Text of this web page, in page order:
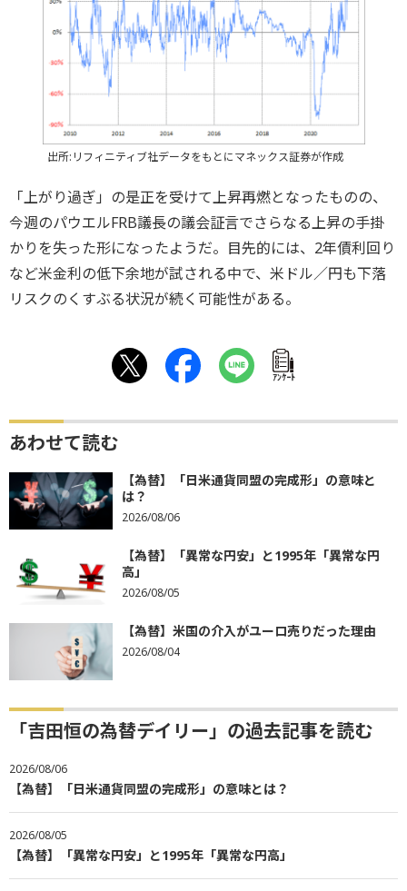
出所:リフィニティブ社データをもとにマネックス証券が作成
「上がり過ぎ」の是正を受けて上昇再燃となったものの、
今週のパウエルFRB議長の議会証言でさらなる上昇の手掛
かりを失った形になったようだ。目先的には、2年債利回り
など米金利の低下余地が試される中で、米ドル／円も下落
リスクのくすぶる状況が続く可能性がある。
ｱﾝｹｰﾄ
あわせて読む
【為替】「日米通貨同盟の完成形」の意味と
は？
2026/08/06
【為替】「異常な円安」と1995年「異常な円
高」
2026/08/05
【為替】米国の介入がユーロ売りだった理由
2026/08/04
「吉田恒の為替デイリー」の過去記事を読む
2026/08/06
【為替】「日米通貨同盟の完成形」の意味とは？
2026/08/05
【為替】「異常な円安」と1995年「異常な円高」